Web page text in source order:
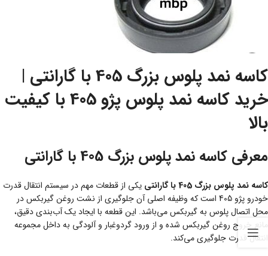
کاسه نمد پلوس بزرگ 405 با گارانتی |
خرید کاسه نمد پلوس پژو 405 با کیفیت
بالا
معرفی کاسه نمد پلوس بزرگ 405 با گارانتی
کاسه نمد پلوس بزرگ 405 با گارانتی
یکی از قطعات مهم در سیستم انتقال قدرت
خودرو پژو 405 است که وظیفه اصلی آن جلوگیری از نشت روغن گیربکس در
محل اتصال پلوس به گیربکس می‌باشد. این قطعه با ایجاد یک آب‌بندی دقیق،
مانع خروج روغن گیربکس شده و از ورود گردوغبار و آلودگی به داخل مجموعه
انتقال قدرت جلوگیری می‌کند.